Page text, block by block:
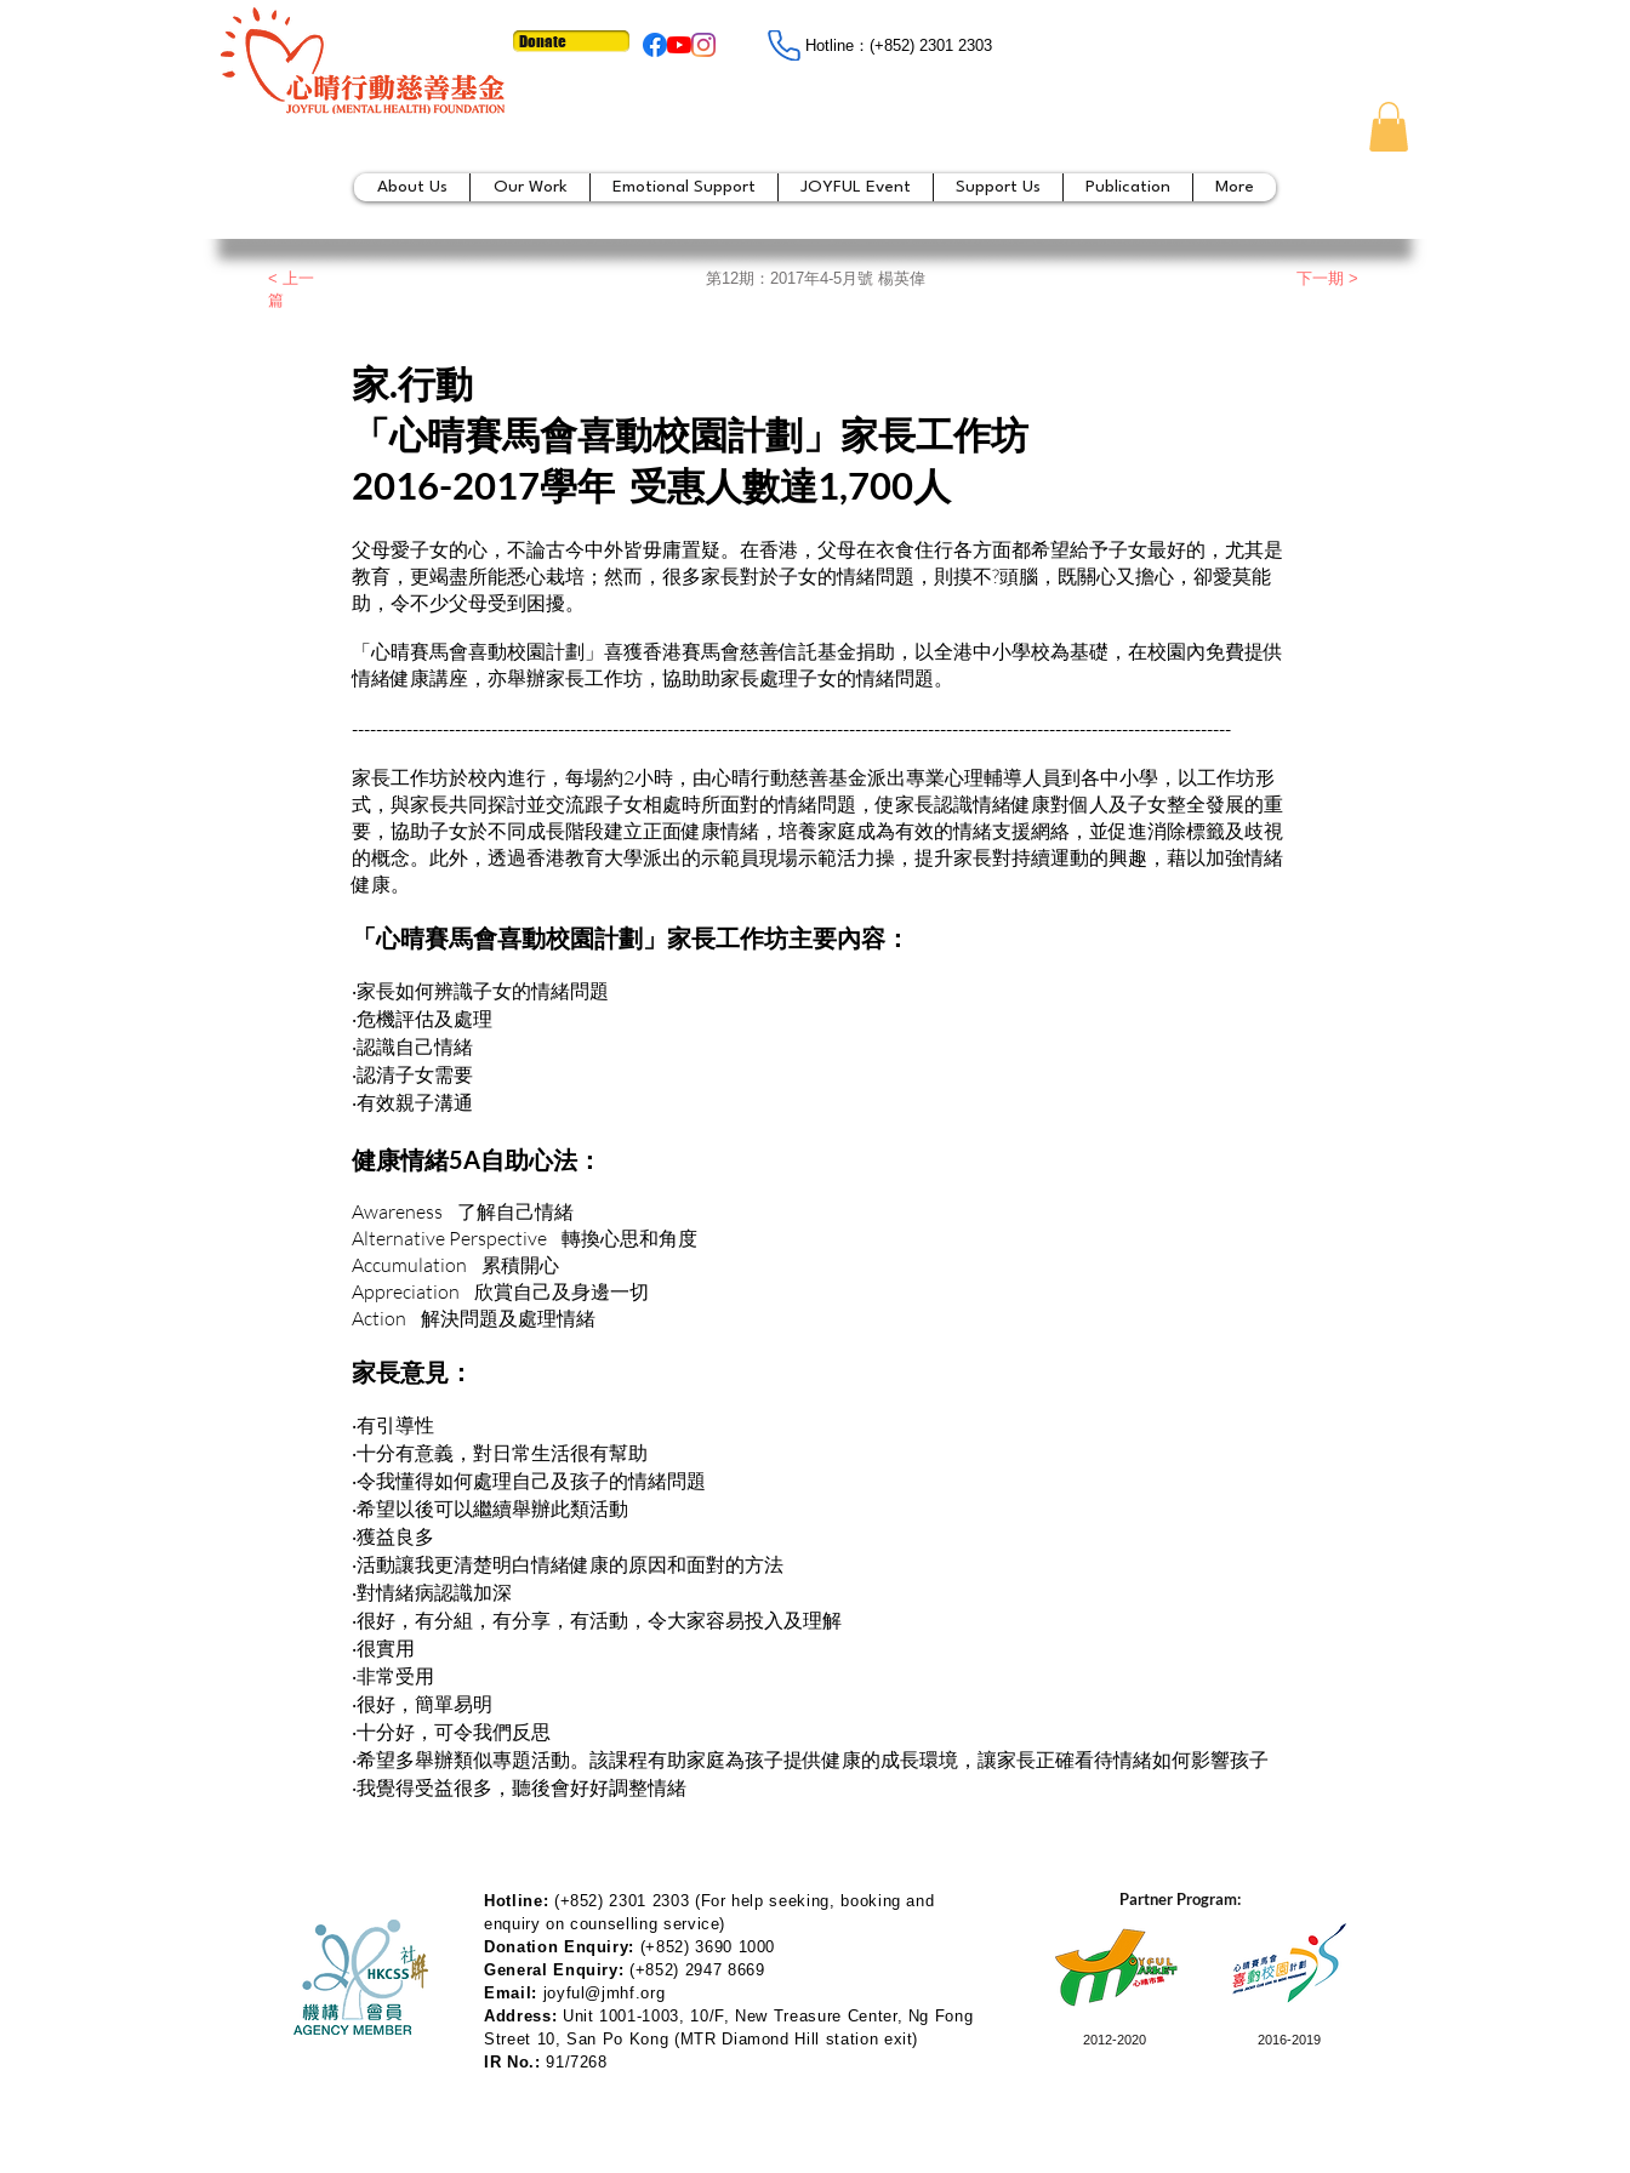
Donate Hotline：​​(+852) 2301 2303
About Us Our Work Emotional Support JOYFUL Event Support Us Publication More
< 上一
篇
第12期：2017年4-5月號 楊英偉 下一期 >
家.行動
「心晴賽馬會喜動校園計劃」家長工作坊
2016-2017學年 受惠人數達1,700人
父母愛子女的心，不論古今中外皆毋庸置疑。在香港，父母在衣食住行各方面都希望給予子女最好的，尤其是
教育，更竭盡所能悉心栽培；然而，很多家長對於子女的情緒問題，則摸不?頭腦，既關心又擔心，卻愛莫能
助，令不少父母受到困擾。
「心晴賽馬會喜動校園計劃」喜獲香港賽馬會慈善信託基金捐助，以全港中小學校為基礎，在校園內免費提供
情緒健康講座，亦舉辦家長工作坊，協助助家長處理子女的情緒問題。
-------------------------------------------------------------------------------------------------------------------------------------------------
家長工作坊於校內進行，每場約2小時，由心晴行動慈善基金派出專業心理輔導人員到各中小學，以工作坊形
式，與家長共同探討並交流跟子女相處時所面對的情緒問題，使家長認識情緒健康對個人及子女整全發展的重
要，協助子女於不同成長階段建立正面健康情緒，培養家庭成為有效的情緒支援網絡，並促進消除標籤及歧視
的概念。此外，透過香港教育大學派出的示範員現場示範活力操，提升家長對持續運動的興趣，藉以加強情緒
健康。
「心晴賽馬會喜動校園計劃」家長工作坊主要內容：
‧家長如何辨識子女的情緒問題
‧危機評估及處理
‧認識自己情緒
‧認清子女需要
‧有效親子溝通
健康情緒5A自助心法：
Awareness 了解自己情緒
Alternative Perspective 轉換心思和角度
Accumulation 累積開心
Appreciation 欣賞自己及身邊一切
Action 解決問題及處理情緒
家長意見：
‧有引導性
‧十分有意義，對日常生活很有幫助
‧令我懂得如何處理自己及孩子的情緒問題
‧希望以後可以繼續舉辦此類活動
‧獲益良多
‧活動讓我更清楚明白情緒健康的原因和面對的方法
‧對情緒病認識加深
‧很好，有分組，有分享，有活動，令大家容易投入及理解
‧很實用
‧非常受用
‧很好，簡單易明
‧十分好，可令我們反思
‧希望多舉辦類似專題活動。該課程有助家庭為孩子提供健康的成長環境，讓家長正確看待情緒如何影響孩子
‧我覺得受益很多，聽後會好好調整情緒
Hotline: (+852) 2301 2303 (For help seeking, booking and
enquiry on counselling service)
Donation Enquiry: (+852) 3690 1000
General Enquiry: (+852) 2947 8669
Email: joyful@jmhf.org
Address: Unit 1001-1003, 10/F, New Treasure Center, Ng Fong
Street 10, San Po Kong (MTR Diamond Hill station exit)
IR No.: 91/7268
Partner Program:
2012-2020 2016-2019